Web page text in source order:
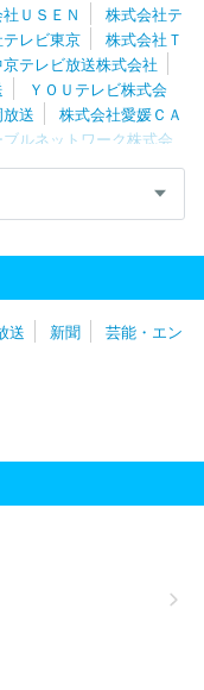
ＵＳＥＮ
株式会社テ
レビ東京
株式会社Ｔ
テレビ放送株式会社
ＹＯＵテレビ株式会
送
株式会社愛媛ＣＡ
ルネットワーク株式会
スカパーＪＳＡＴ株式会
日本入試センター
日本海テレビジョン放
社
送 新聞
芸能・エン